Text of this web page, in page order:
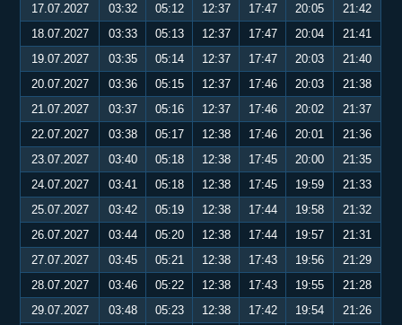
17.07.2027
03:32 05:12 12:37 17:47 20:05
21:42
18.07.2027
03:33 05:13 12:37 17:47 20:04
21:41
19.07.2027
03:35 05:14 12:37 17:47 20:03
21:40
20.07.2027
03:36 05:15 12:37 17:46 20:03
21:38
21.07.2027
03:37 05:16 12:37 17:46 20:02
21:37
22.07.2027
03:38 05:17 12:38 17:46 20:01
21:36
23.07.2027
03:40 05:18 12:38 17:45 20:00
21:35
24.07.2027
03:41 05:18 12:38 17:45 19:59
21:33
25.07.2027
03:42 05:19 12:38 17:44 19:58
21:32
26.07.2027
03:44 05:20 12:38 17:44 19:57
21:31
27.07.2027
03:45 05:21 12:38 17:43 19:56
21:29
28.07.2027
03:46 05:22 12:38 17:43 19:55
21:28
29.07.2027
03:48 05:23 12:38 17:42 19:54
21:26